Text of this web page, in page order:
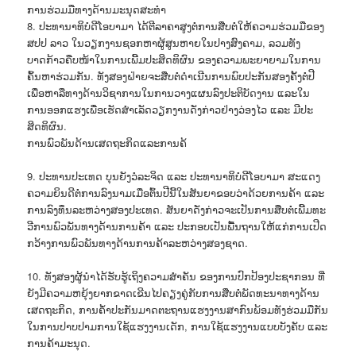
ການຮ່ວມມືທາງດ້ານມະນຸດສະທຳ
8. ປະທານາທິບໍດີໂອບາມາ ໄດ້ຕີລາຄາສູງຕໍ່ການສືບຕໍ່ໃຫ້ຄວາມຮ່ວມມືຂອງ
ສປປ ລາວ ໃນວຽກງານຊອກຫາຜູ້ສູນຫາຍໃນປາງສົງຄາມ, ລວມທັງ
ບາດກ້າວຄືບໜ້າໃນການເພີ້ມປະສິດທິຜົນ ຂອງຄວາມພະຍາຍາມໃນການ
ຄົ້ນຫາຮ່ວມກັນ. ທັງສອງຝ່າຍຈະສືບຕໍ່ດຳເນີນການພົບປະກັນສອງຄັ້ງຕໍ່ປີ
ເພື່ອຫາລືທາງດ້ານວິຊາການໃນການວາງແຜນລົງປະຕິບັດງານ ແລະໃນ
ການອອກແຮງເພື່ອເຮັດສຳເລັດວຽກງານດັ່ງກ່າວຢ່າງວ່ອງໄວ ແລະ ມີປະ
ສິດທິຜົນ.
ການພົວພັນດ້ານເສດຖະກິດແລະການຄ້
9. ປະທານປະເທດ ບຸນຍັງວໍລະຈິດ ແລະ ປະທານາທິບໍດີໂອບາມາ ສະແດງ
ຄວາມຍິນດີຕໍ່ການລົງນາມເມື່ອຕົ້ນປີນີ້ໃນສັນຍາຂອບວ່າດ້ວຍການຄ້າ ແລະ
ການລົງທຶນລະຫວ່າງສອງປະເທດ. ສັນຍາດັ່ງກ່າວຈະເປັນການສືບຕໍ່ເພີ້ມທະ
ວີການພົວພັນທາງດ້ານການຄ້າ ແລະ ປະກອບເປັນພື້ນຖານໃຫ້ແກ່ການເປີດ
ກວ້າງການພົວພັນທາງດ້ານການຄ້າລະຫວ່າງສອງຊາດ.
10. ທັງສອງຜູ້ນຳໄດ້ຮັບຮູ້ເຖິງຄວາມສຳຄັນ ຂອງການປົກປ້ອງປະຊາກອນ ທີ່
ຍັງມີຄວາມຫຍຸ້ງຍາກຂາດເຂີນໄປຄຽງຄູ່ກັບການສືບຕໍ່ພັດທະນາທາງດ້ານ
ເສດຖະກິດ, ການຄ້ຳປະກັນມາດຕະຖານແຮງງານສາກົນພ້ອມທັງຮ່ວມມືກັນ
ໃນການປາບປາມການໃຊ້ແຮງງານເດັກ, ການໃຊ້ແຮງງານແບບບັງຄັບ ແລະ
ການຄ້າມະນຸດ.